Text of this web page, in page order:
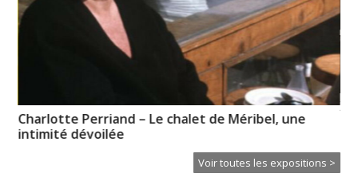
Charlotte Perriand – Le chalet de Méribel, une
intimité dévoilée
Voir toutes les expositions >